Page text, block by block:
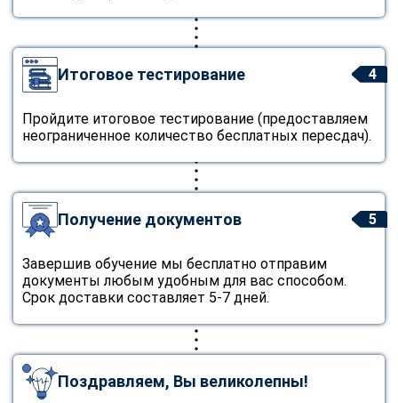
4
Итоговое тестирование
Пройдите итоговое тестирование (предоставляем
неограниченное количество бесплатных пересдач).
5
Получение документов
Завершив обучение мы бесплатно отправим
документы любым удобным для вас способом.
Срок доставки составляет 5-7 дней.
Поздравляем, Вы великолепны!